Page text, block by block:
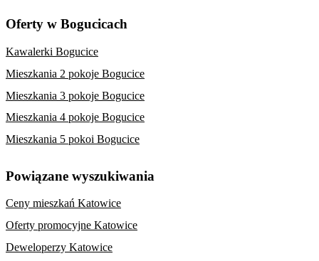
Oferty w Bogucicach
Kawalerki Bogucice
Mieszkania 2 pokoje Bogucice
Mieszkania 3 pokoje Bogucice
Mieszkania 4 pokoje Bogucice
Mieszkania 5 pokoi Bogucice
Powiązane wyszukiwania
Ceny mieszkań Katowice
Oferty promocyjne Katowice
Deweloperzy Katowice